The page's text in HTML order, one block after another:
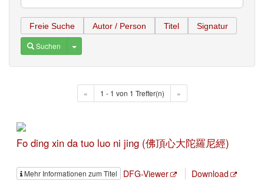
Freie Suche Autor / Person Titel Signatur
Suchen Toggle Dropdown
« 1 - 1 von 1 Treffer(n) »
Fo ding xin da tuo luo ni jing (佛頂心大陀羅尼經)
Mehr Informationen zum Titel DFG-Viewer Download